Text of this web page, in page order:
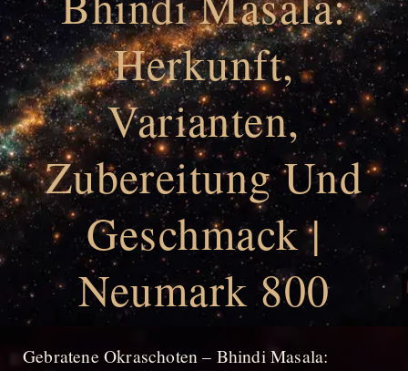
Herkunft,
Varianten,
Zubereitung Und
Geschmack |
Neumark 800
Gebratene Okraschoten – Bhindi Masala: